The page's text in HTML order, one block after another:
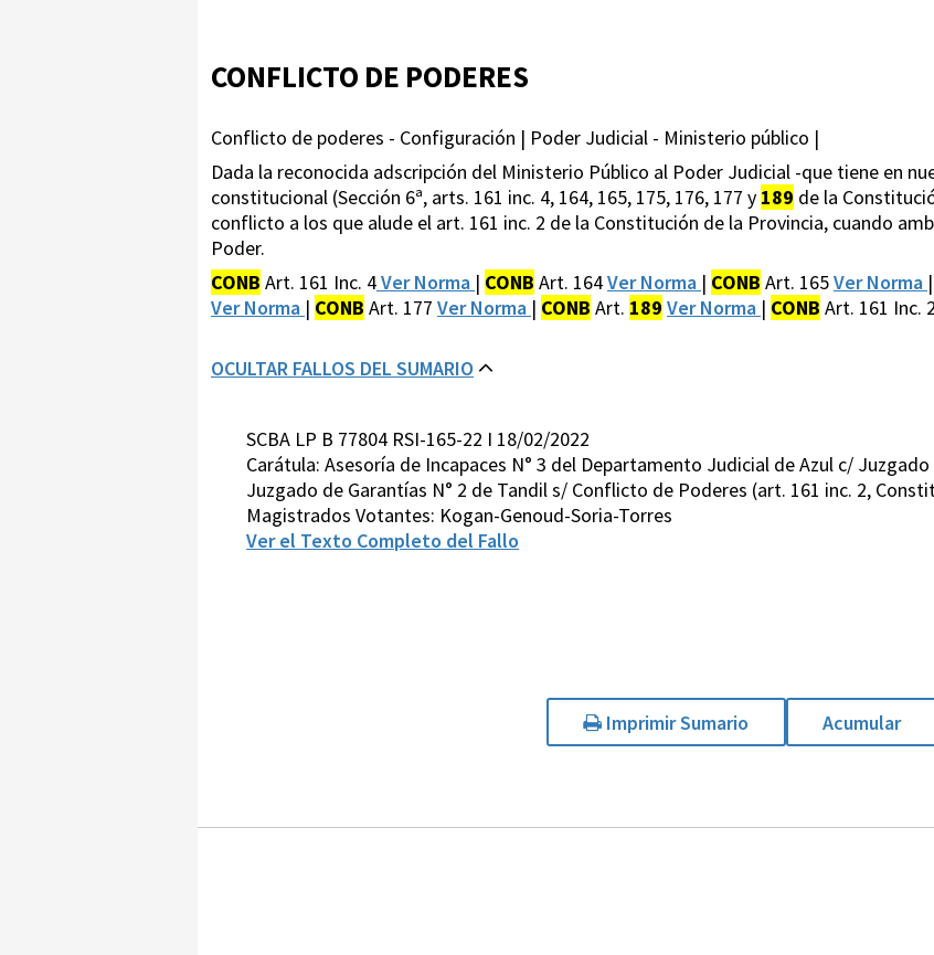
CONFLICTO DE PODERES
Conflicto de poderes - Configuración | Poder Judicial - Ministerio público |
Dada la reconocida adscripción del Ministerio Público al Poder Judicial -que tiene en
constitucional (Sección 6ª, arts. 161 inc. 4, 164, 165, 175, 176, 177 y 189 de la
conflicto a los que alude el art. 161 inc. 2 de la Constitución de la Provincia, cuando
Poder.
CONB Art. 161 Inc. 4Ver Norma | CONB Art. 164Ver Norma | CONB Art. 165Ver Norma |
Ver Norma | CONB Art. 177 Ver Norma | CONB Art. 189 Ver Norma | CONB Art. 161 Inc. 2
OCULTAR FALLOS DEL SUMARIO
SCBA LP B 77804 RSI-165-22 I 18/02/2022
Carátula: Asesoría de Incapaces N° 3 del Departamento Judicial de Azul c/
Juzgado de Garantías N° 2 de Tandil s/ Conflicto de Poderes (art. 161 inc. 2,
Magistrados Votantes: Kogan-Genoud-Soria-Torres
Ver el Texto Completo del Fallo
Imprimir Sumario Acumular